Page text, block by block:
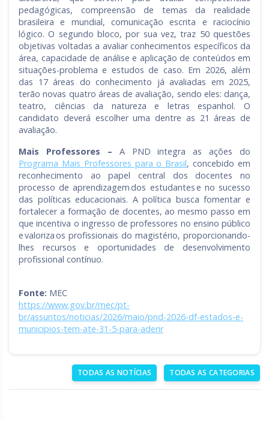
pedagógicas, compreensão de temas da realidade
brasileira e mundial, comunicação escrita e raciocínio
lógico. O segundo bloco, por sua vez, traz 50 questões
objetivas voltadas a avaliar conhecimentos específicos da
área, capacidade de análise e aplicação de conteúdos em
situações-problema e estudos de caso. Em 2026, além
das 17 áreas do conhecimento já avaliadas em 2025,
terão novas quatro áreas de avaliação, sendo eles: dança,
teatro, ciências da natureza e letras espanhol. O
candidato deverá escolher uma dentre as 21 áreas de
avaliação.
Mais Professores – A PND integra as ações do
Programa Mais Professores para o Brasil, concebido em
reconhecimento ao papel central dos docentes no
processo de aprendizagem dos estudantes e no sucesso
das políticas educacionais. A política busca fomentar e
fortalecer a formação de docentes, ao mesmo passo em
que incentiva o ingresso de professores no ensino público
e valoriza os profissionais do magistério, proporcionando-
lhes recursos e oportunidades de desenvolvimento
profissional contínuo.
Fonte: MEC
https://www.gov.br/mec/pt-
br/assuntos/noticias/2026/maio/pnd-2026-df-estados-e-
municipios-tem-ate-31-5-para-aderir
TODAS AS NOTÍCIAS TODAS AS CATEGORIAS